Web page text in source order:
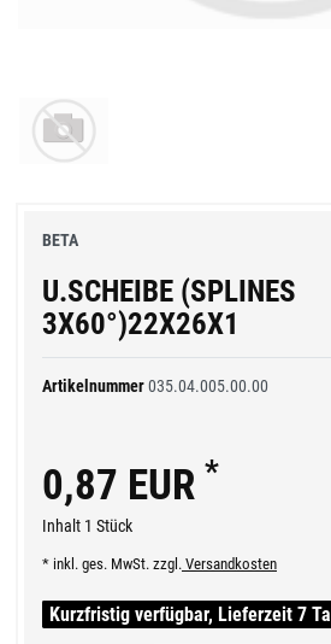
BETA
U.SCHEIBE (SPLINES
3X60°)22X26X1
Artikelnummer035.04.005.00.00
0,87 EUR *
Inhalt 1 Stück
* inkl. ges. MwSt. zzgl. Versandkosten
Kurzfristig verfügbar, Lieferzeit 7